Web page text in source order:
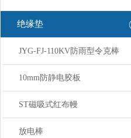
绝缘垫
JYG-FJ-110KV防雨型令克棒
10mm防静电胶板
ST磁吸式红布幔
放电棒